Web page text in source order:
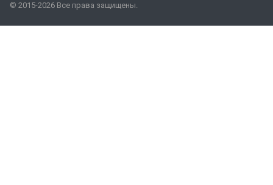
© 2015-2026 Все права защищены.